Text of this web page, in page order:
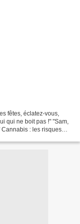
fêtes, éclatez-vous,
qui ne boit pas !" "Sam,
Cannabis : les risques